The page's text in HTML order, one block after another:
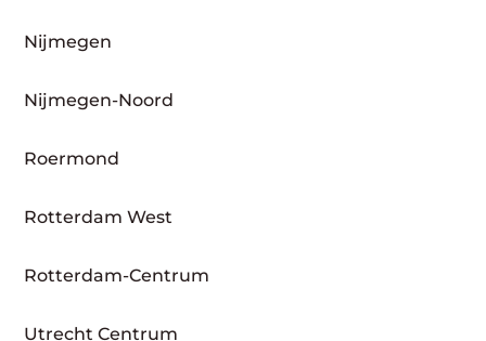
Nijmegen
Nijmegen-Noord
Roermond
Rotterdam West
Rotterdam-Centrum
Utrecht Centrum